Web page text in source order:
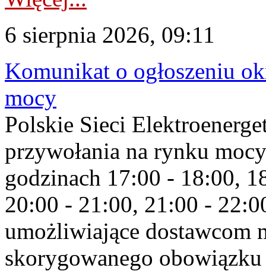
6 sierpnia 2026, 09:11
Komunikat o ogłoszeniu
mocy
Polskie Sieci
przywołania na rynku
godzinach 17:00 - 18:00,
20:00 - 21:00, 21:00 -
umożliwiające dostawcom
skorygowanego